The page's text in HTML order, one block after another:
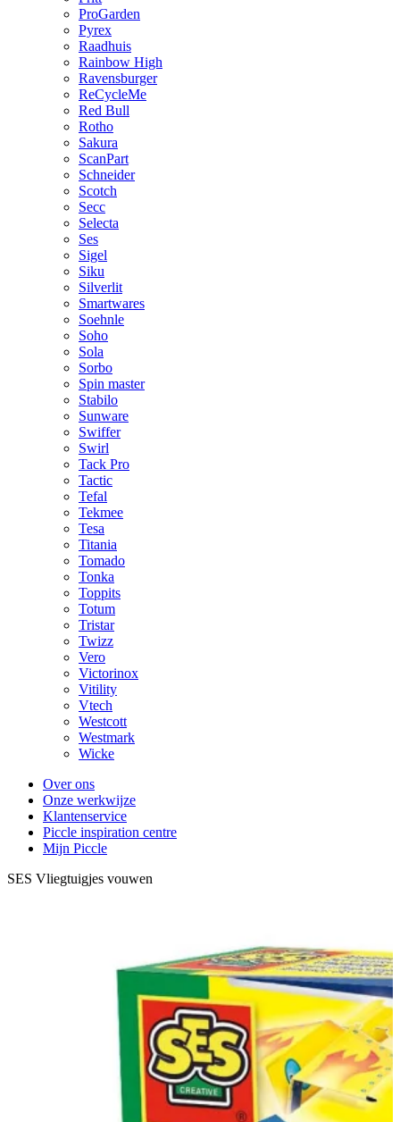
ProGarden
Pyrex
Raadhuis
Rainbow High
Ravensburger
ReCycleMe
Red Bull
Rotho
Sakura
ScanPart
Schneider
Scotch
Secc
Selecta
Ses
Sigel
Siku
Silverlit
Smartwares
Soehnle
Soho
Sola
Sorbo
Spin master
Stabilo
Sunware
Swiffer
Swirl
Tack Pro
Tactic
Tefal
Tekmee
Tesa
Titania
Tomado
Tonka
Toppits
Totum
Tristar
Twizz
Vero
Victorinox
Vitility
Vtech
Westcott
Westmark
Wicke
Over ons
Onze werkwijze
Klantenservice
Piccle inspiration centre
Mijn Piccle
SES Vliegtuigjes vouwen